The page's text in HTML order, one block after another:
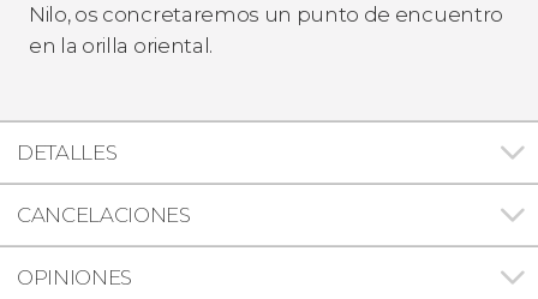
Nilo, os concretaremos un punto de encuentro
en la orilla oriental.
DETALLES
CANCELACIONES
OPINIONES